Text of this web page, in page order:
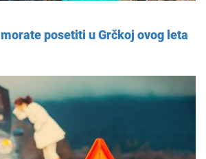
posetiti u Grčkoj ovog leta